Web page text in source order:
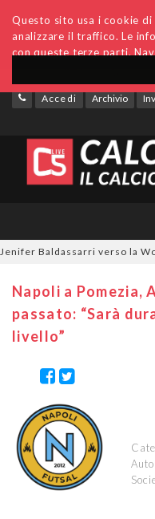
Questo sito usa i cookie
analizzare il traffico. Le
con queste terze parti.
Accedi Archivio
verso la Women
Napoli a Pomezia,
passato: “Sarà
livello”